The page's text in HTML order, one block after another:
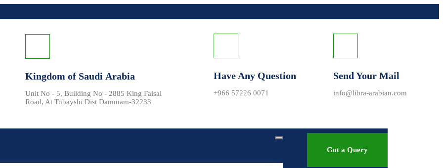
Kingdom of Saudi Arabia
Unit No - 5, Building No - 2885 King Faisal
Road, At Tubayshi Dist Dammam-32233
Have Any Question
+966 57226 0071
Send Your Mail
info@libra-arabian.com
Got a Query